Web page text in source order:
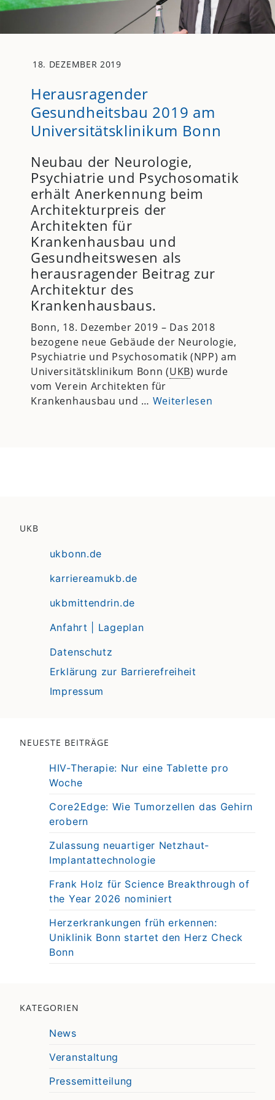
18. DEZEMBER 2019
Herausragender
Gesundheitsbau 2019 am
Universitätsklinikum Bonn
Neubau der Neurologie,
Psychiatrie und Psychosomatik
erhält Anerkennung beim
Architekturpreis der
Architekten für
Krankenhausbau und
Gesundheitswesen als
herausragender Beitrag zur
Architektur des
Krankenhausbaus.
Bonn, 18. Dezember 2019 – Das 2018
bezogene neue Gebäude der Neurologie,
Psychiatrie und Psychosomatik (NPP) am
Universitätsklinikum Bonn (UKB) wurde
vom Verein Architekten für
Krankenhausbau und … Weiterlesen
UKB
ukbonn.de
karriereamukb.de
ukbmittendrin.de
Anfahrt | Lageplan
Datenschutz
Erklärung zur Barrierefreiheit
Impressum
NEUESTE BEITRÄGE
HIV-Therapie: Nur eine Tablette pro
Woche
Core2Edge: Wie Tumorzellen das Gehirn
erobern
Zulassung neuartiger Netzhaut-
Implantattechnologie
Frank Holz für Science Breakthrough of
the Year 2026 nominiert
Herzerkrankungen früh erkennen:
Uniklinik Bonn startet den Herz Check
Bonn
KATEGORIEN
News
Veranstaltung
Pressemitteilung